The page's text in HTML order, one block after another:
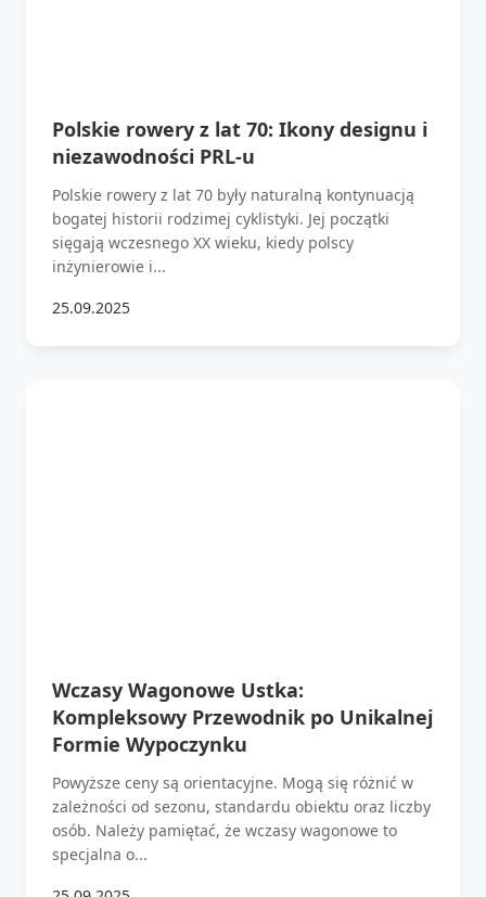
Polskie rowery z lat 70: Ikony designu i
niezawodności PRL-u
Polskie rowery z lat 70 były naturalną kontynuacją
bogatej historii rodzimej cyklistyki. Jej początki
sięgają wczesnego XX wieku, kiedy polscy
inżynierowie i...
25.09.2025
Wczasy Wagonowe Ustka:
Kompleksowy Przewodnik po Unikalnej
Formie Wypoczynku
Powyższe ceny są orientacyjne. Mogą się różnić w
zależności od sezonu, standardu obiektu oraz liczby
osób. Należy pamiętać, że wczasy wagonowe to
specjalna o...